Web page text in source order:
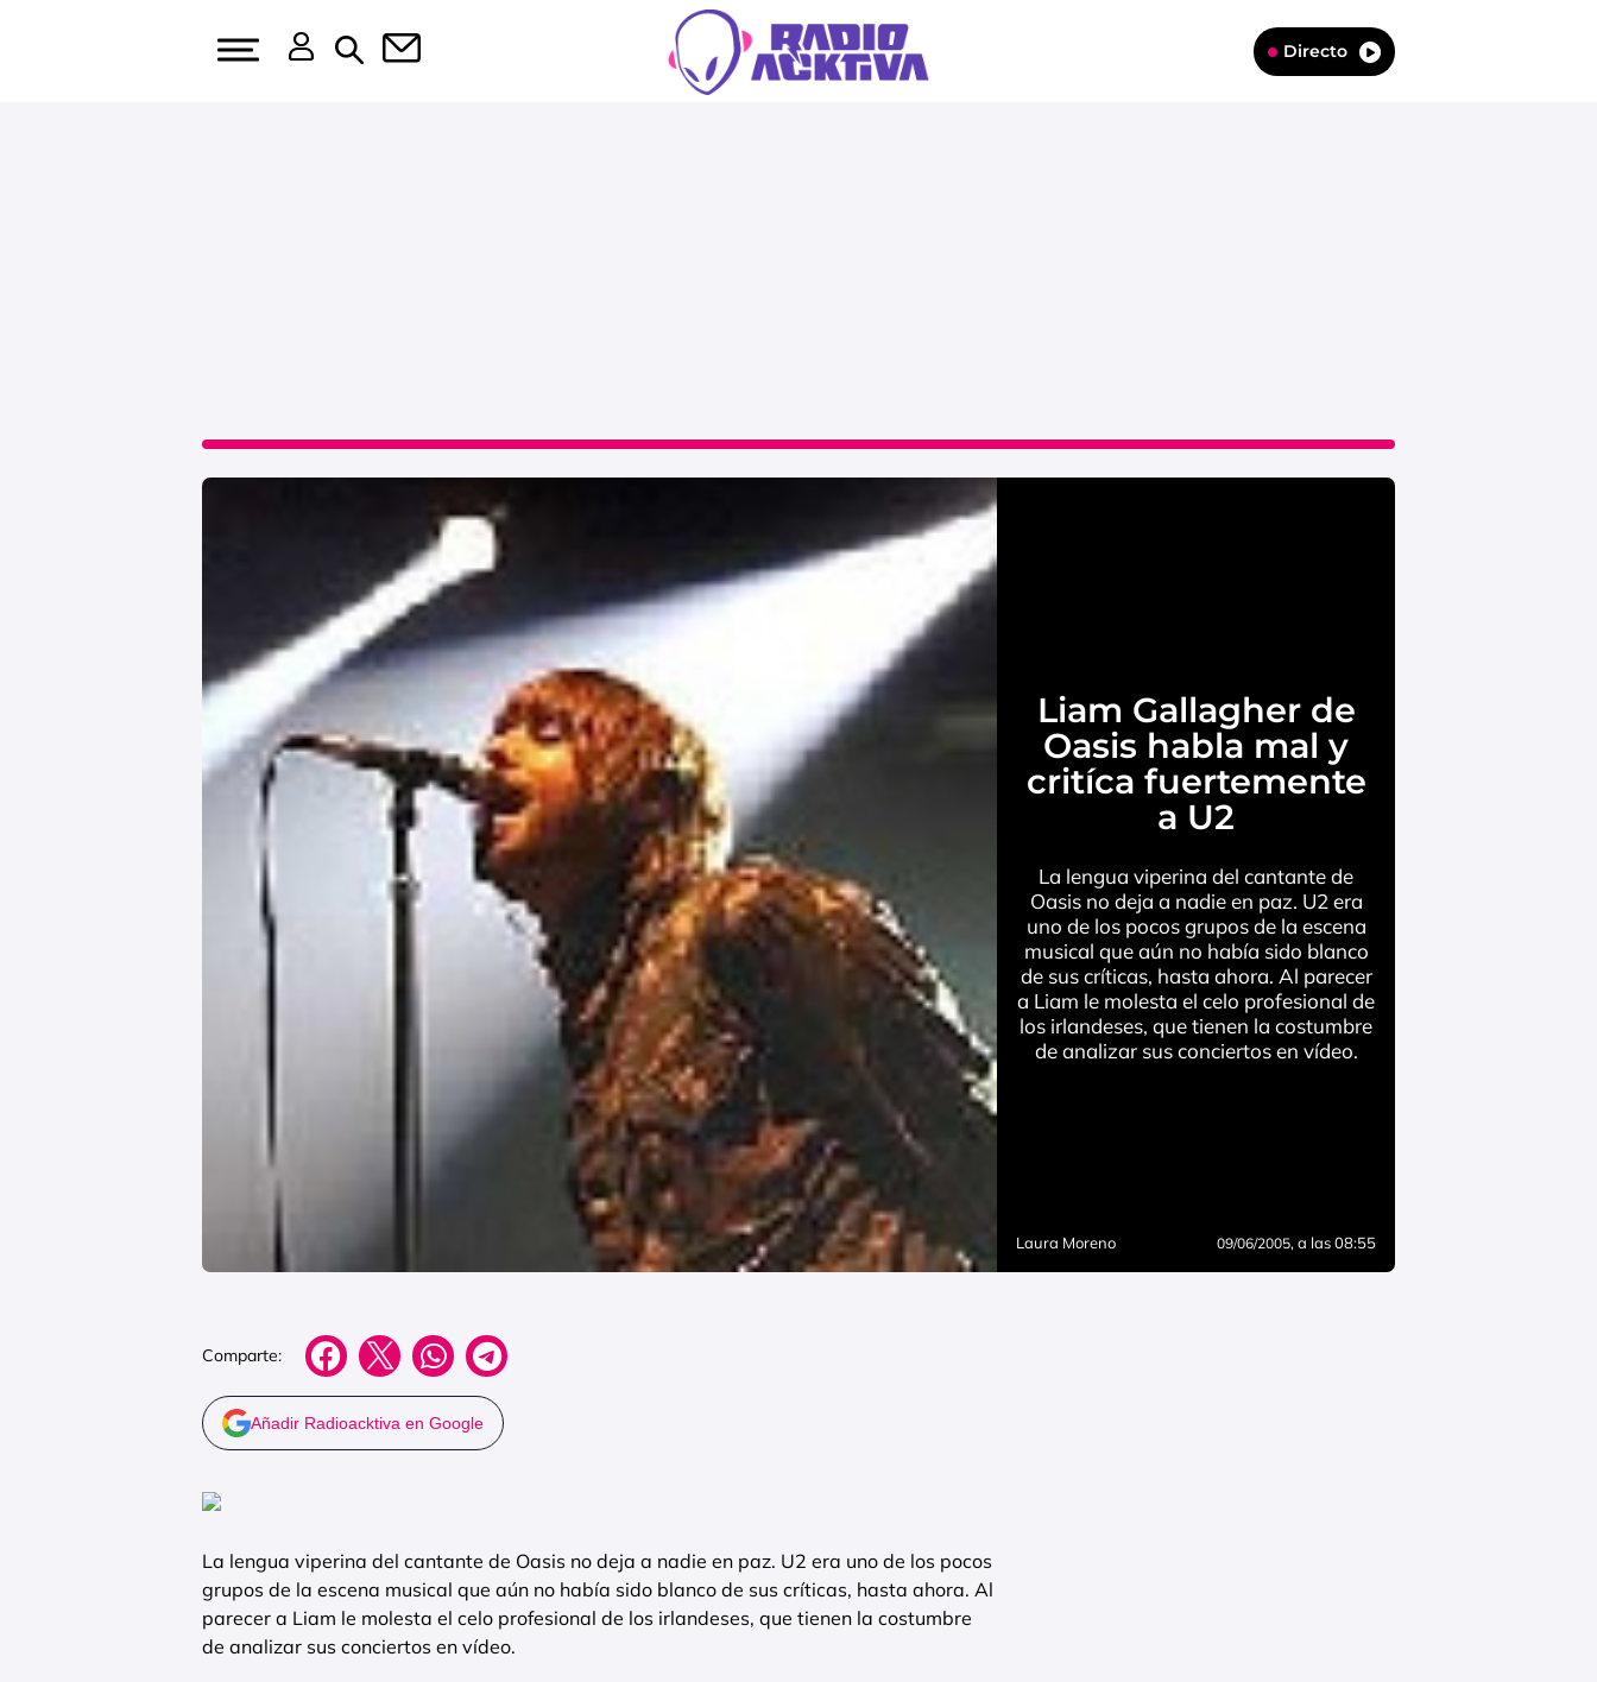
Directo
Liam Gallagher de
Oasis habla mal y
critíca fuertemente
a U2
La lengua viperina del cantante de
Oasis no deja a nadie en paz. U2 era
uno de los pocos grupos de la escena
musical que aún no había sido blanco
de sus críticas, hasta ahora. Al parecer
a Liam le molesta el celo profesional de
los irlandeses, que tienen la costumbre
de analizar sus conciertos en vídeo.
Laura Moreno 09/06/2005, a las 08:55
Comparte:
Añadir Radioacktiva en Google
La lengua viperina del cantante de Oasis no deja a nadie en paz. U2 era uno de los pocos
grupos de la escena musical que aún no había sido blanco de sus críticas, hasta ahora. Al
parecer a Liam le molesta el celo profesional de los irlandeses, que tienen la costumbre
de analizar sus conciertos en vídeo.